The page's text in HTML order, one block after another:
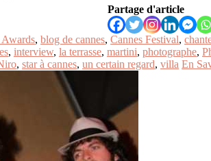
Partage d'article
, blog de cannes, Cannes Festival,
, interview, la terrasse, martini, photographe,
, star à cannes, un certain regard, villa En